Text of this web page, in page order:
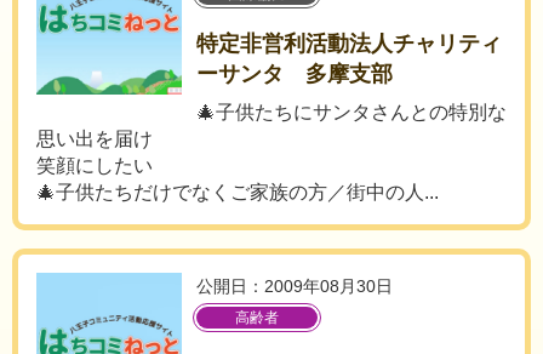
特定非営利活動法人チャリティ
ーサンタ 多摩支部
🎄子供たちにサンタさんとの特別な
思い出を届け
笑顔にしたい
🎄子供たちだけでなくご家族の方／街中の人...
公開日：2009年08月30日
高齢者